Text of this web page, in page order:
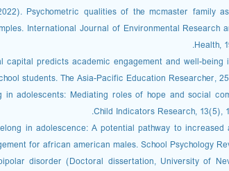
Psychometric qualities of the mcmaster family
International Journal of Environmental Research
Health,
capital predicts academic engagement and well-being
students. The Asia-Pacific Education Researcher,
adolescents: Mediating roles of hope and social
Child Indicators Research, 13(5),
in adolescence: A potential pathway to increased
for african american males. School Psychology
disorder (Doctoral dissertation, University of